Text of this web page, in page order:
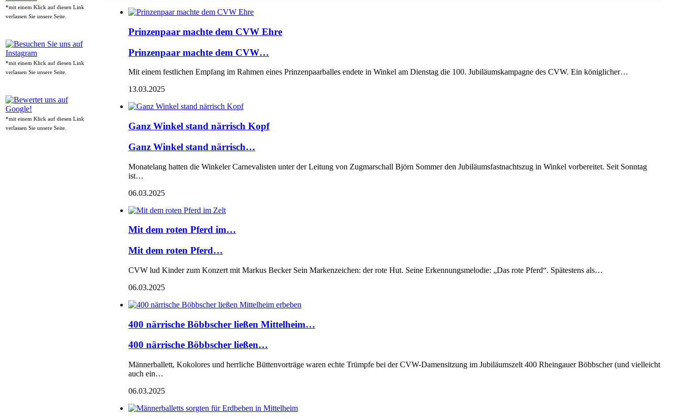
*mit einem Klick auf diesen Link
verlassen Sie unsere Seite.
*mit einem Klick auf diesen Link
verlassen Sie unsere Seite.
*mit einem Klick auf diesen Link
verlassen Sie unsere Seite.
Prinzenpaar machte dem CVW Ehre
Prinzenpaar machte dem CVW…
Mit einem festlichen Empfang im Rahmen eines Prinzenpaarballes endete in Winkel am Dienstag die 100. Jubiläumskampagne des CVW. Ein königlicher…
13.03.2025
Ganz Winkel stand närrisch Kopf
Ganz Winkel stand närrisch…
Monatelang hatten die Winkeler Carnevalisten unter der Leitung von Zugmarschall Björn Sommer den Jubiläumsfastnachtszug in Winkel vorbereitet. Seit Sonntag
ist…
06.03.2025
Mit dem roten Pferd im…
Mit dem roten Pferd…
CVW lud Kinder zum Konzert mit Markus Becker Sein Markenzeichen: der rote Hut. Seine Erkennungsmelodie: „Das rote Pferd“. Spätestens als…
06.03.2025
400 närrische Böbbscher ließen Mittelheim…
400 närrische Böbbscher ließen…
Männerballett, Kokolores und herrliche Büttenvorträge waren echte Trümpfe bei der CVW-Damensitzung im Jubiläumszelt 400 Rheingauer Böbbscher (und vielleicht
auch ein…
06.03.2025